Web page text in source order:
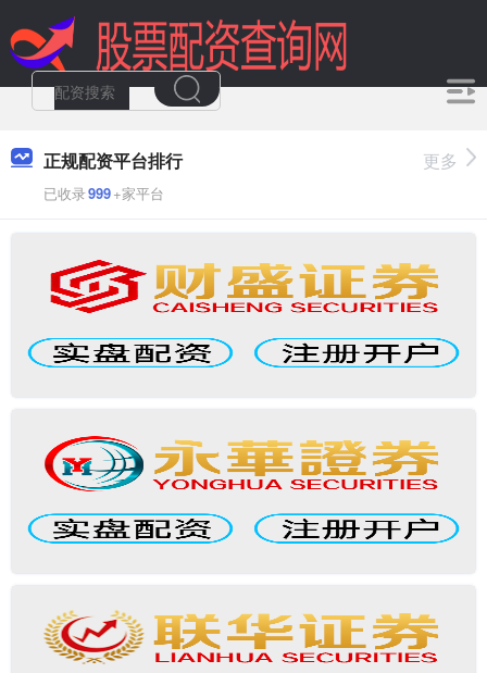
正规配资平台排行
已收录999+家平台
更多